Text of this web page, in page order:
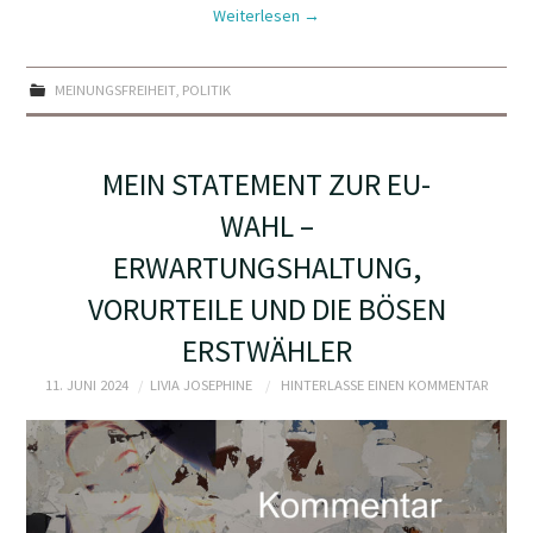
Weiterlesen →
MEINUNGSFREIHEIT, POLITIK
MEIN STATEMENT ZUR EU-
WAHL –
ERWARTUNGSHALTUNG,
VORURTEILE UND DIE BÖSEN
ERSTWÄHLER
11. JUNI 2024 LIVIA JOSEPHINE HINTERLASSE EINEN KOMMENTAR